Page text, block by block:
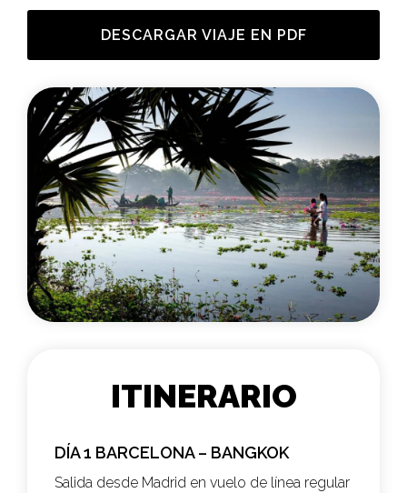
DESCARGAR VIAJE EN PDF
ITINERARIO
DÍA 1 BARCELONA – BANGKOK
Salida desde Madrid en vuelo de línea regular